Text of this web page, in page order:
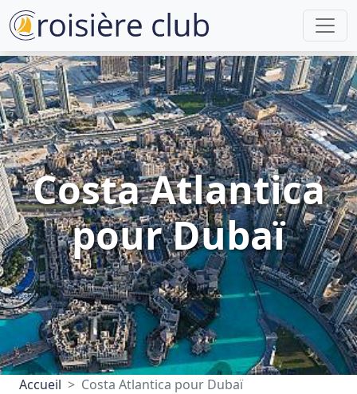
Costa Atlantica
pour Dubaï
Accueil Costa Atlantica pour Dubaï